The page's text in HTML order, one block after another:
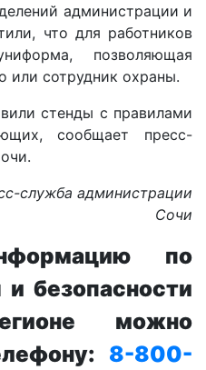
администрации и
что для работников
позволяющая
или сотрудник охраны.
стенды с правилами
сообщает пресс-
служба администрации
Сочи
по
безопасности
можно
8-800-